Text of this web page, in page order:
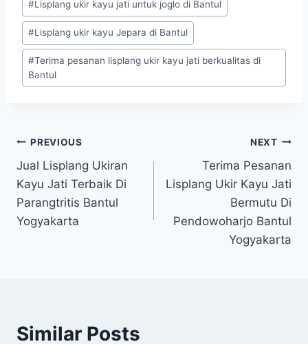
#Lisplang ukir kayu jati untuk joglo di Bantul
#Lisplang ukir kayu Jepara di Bantul
#Terima pesanan lisplang ukir kayu jati berkualitas di
Bantul
PREVIOUS
Jual Lisplang Ukiran
Kayu Jati Terbaik Di
Parangtritis Bantul
Yogyakarta
NEXT
Terima Pesanan
Lisplang Ukir Kayu Jati
Bermutu Di
Pendowoharjo Bantul
Yogyakarta
Similar Posts